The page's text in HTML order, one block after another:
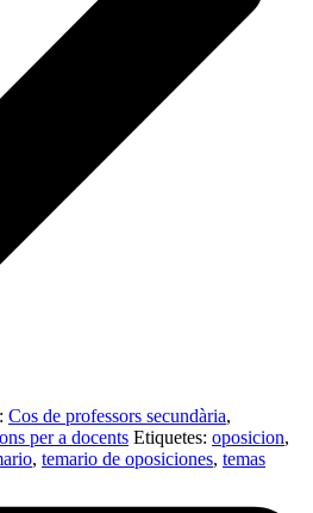
Cos de professors secundària,
per a docents Etiquetes: oposicion,
, temario de oposiciones, temas